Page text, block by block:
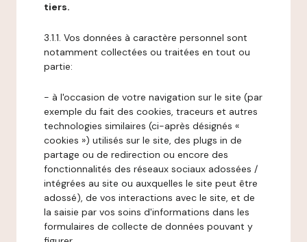
tiers.
3.1.1. Vos données à caractère personnel sont
notamment collectées ou traitées en tout ou
partie:
- à l'occasion de votre navigation sur le site (par
exemple du fait des cookies, traceurs et autres
technologies similaires (ci-après désignés «
cookies ») utilisés sur le site, des plugs in de
partage ou de redirection ou encore des
fonctionnalités des réseaux sociaux adossées /
intégrées au site ou auxquelles le site peut être
adossé), de vos interactions avec le site, et de
la saisie par vos soins d'informations dans les
formulaires de collecte de données pouvant y